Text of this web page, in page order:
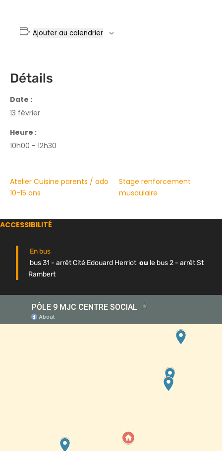
Ajouter au calendrier
Détails
Date :
13 février
Heure :
10h00 - 12h30
Atelier Cuisine parents / ado
10-15 ans
Stage renforcement
musculaire
ACCESSIBILITÉ
En bus
bus 31 - arrêt Cité Edouard Herriot ou le bus 2 - arrêt St
Rambert